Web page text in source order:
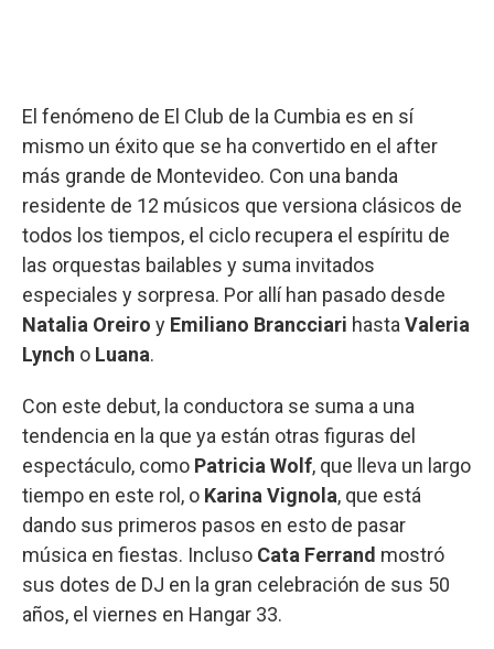
El fenómeno de El Club de la Cumbia es en sí
mismo un éxito que se ha convertido en el after
más grande de Montevideo. Con una banda
residente de 12 músicos que versiona clásicos de
todos los tiempos, el ciclo recupera el espíritu de
las orquestas bailables y suma invitados
especiales y sorpresa. Por allí han pasado desde
Natalia Oreiro y Emiliano Brancciari hastaValeria
Lynch o Luana.
Con este debut, la conductora se suma a una
tendencia en la que ya están otras figuras del
espectáculo, como Patricia Wolf, que lleva un largo
tiempo en este rol, o Karina Vignola, que está
dando sus primeros pasos en esto de pasar
música en fiestas. Incluso Cata Ferrand mostró
sus dotes de DJ en la gran celebración de sus 50
años, el viernes en Hangar 33.